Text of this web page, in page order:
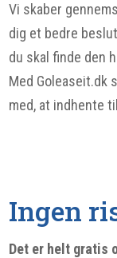
Vi skaber
dig et bedre
du skal finde den
Med Goleaseit.dk
med, at indhente
Ingen
Det er helt gratis